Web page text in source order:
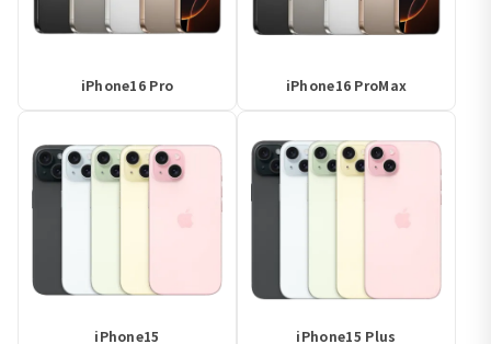
iPhone16 Pro iPhone16 ProMax
iPhone15 iPhone15 Plus